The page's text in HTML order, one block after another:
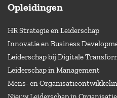
Opleidingen
HR Strategie en Leiderschap
Innovatie en Business
Leiderschap bij Digitale
Leiderschap in Management
Mens- en